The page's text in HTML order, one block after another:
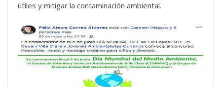
útiles y mitigar la contaminación ambiental.